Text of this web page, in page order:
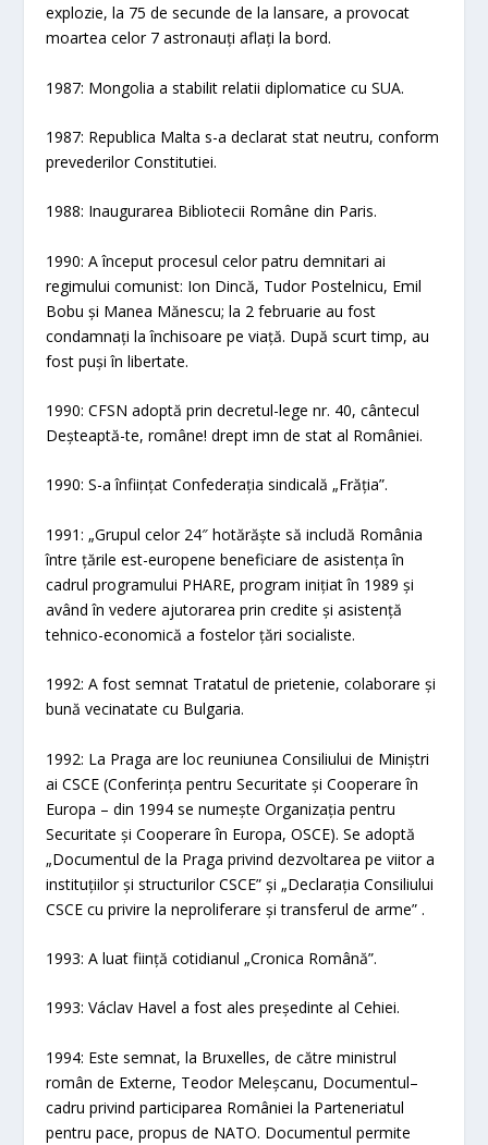
explozie, la 75 de secunde de la lansare, a provocat
moartea celor 7 astronauți aflați la bord.
1987: Mongolia a stabilit relatii diplomatice cu SUA.
1987: Republica Malta s-a declarat stat neutru, conform
prevederilor Constitutiei.
1988: Inaugurarea Bibliotecii Române din Paris.
1990: A început procesul celor patru demnitari ai
regimului comunist: Ion Dincă, Tudor Postelnicu, Emil
Bobu și Manea Mănescu; la 2 februarie au fost
condamnați la închisoare pe viață. După scurt timp, au
fost puși în libertate.
1990: CFSN adoptă prin decretul-lege nr. 40, cântecul
Deșteaptă-te, române! drept imn de stat al României.
1990: S-a înființat Confederația sindicală „Frăția”.
1991: „Grupul celor 24″ hotărăște să includă România
între țările est-europene beneficiare de asistența în
cadrul programului PHARE, program inițiat în 1989 și
având în vedere ajutorarea prin credite și asistență
tehnico-economică a fostelor țări socialiste.
1992: A fost semnat Tratatul de prietenie, colaborare și
bună vecinatate cu Bulgaria.
1992: La Praga are loc reuniunea Consiliului de Miniștri
ai CSCE (Conferința pentru Securitate și Cooperare în
Europa – din 1994 se numește Organizația pentru
Securitate și Cooperare în Europa, OSCE). Se adoptă
„Documentul de la Praga privind dezvoltarea pe viitor a
instituțiilor și structurilor CSCE” și „Declarația Consiliului
CSCE cu privire la neproliferare și transferul de arme” .
1993: A luat ființă cotidianul „Cronica Română”.
1993: Václav Havel a fost ales președinte al Cehiei.
1994: Este semnat, la Bruxelles, de către ministrul
român de Externe, Teodor Meleșcanu, Documentul–
cadru privind participarea României la Parteneriatul
pentru pace, propus de NATO. Documentul permite